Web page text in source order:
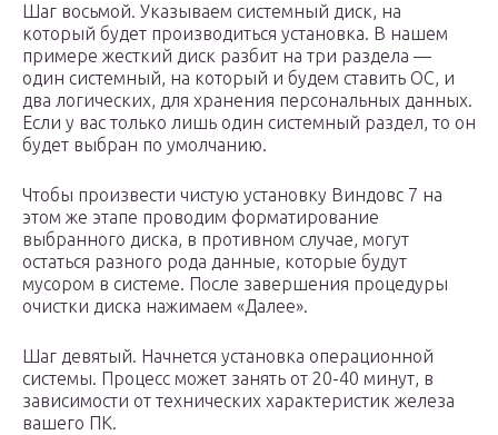
Шаг восьмой. Указываем системный диск, на
который будет производиться установка. В нашем
примере жесткий диск разбит на три раздела —
один системный, на который и будем ставить ОС, и
два логических, для хранения персональных данных.
Если у вас только лишь один системный раздел, то он
будет выбран по умолчанию.
Чтобы произвести чистую установку Виндовс 7 на
этом же этапе проводим форматирование
выбранного диска, в противном случае, могут
остаться разного рода данные, которые будут
мусором в системе. После завершения процедуры
очистки диска нажимаем «Далее».
Шаг девятый. Начнется установка операционной
системы. Процесс может занять от 20-40 минут, в
зависимости от технических характеристик железа
вашего ПК.